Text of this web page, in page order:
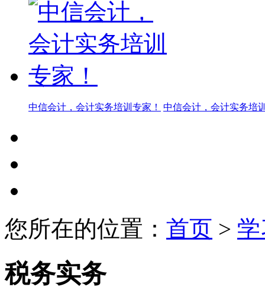
中信会计，会计实务培训专家！ 中信会计，会计实务培
您所在的位置： 首页 >
税务实务